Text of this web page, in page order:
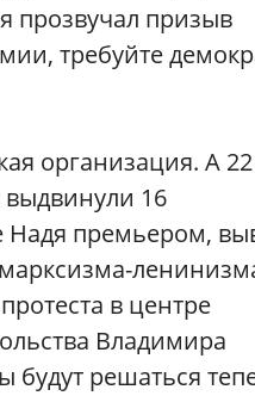
прозвучал призыв
требуйте
организация. А 22
выдвинули 16
Надя премьером,
марксизма-
в центре
Владимира
будут решаться